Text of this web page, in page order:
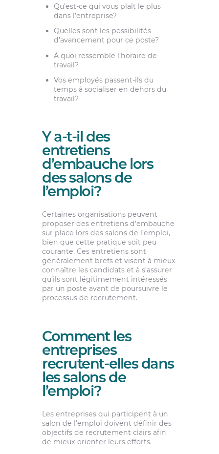
Qu’est-ce qui vous plaît le plus
dans l’entreprise?
Quelles sont les possibilités
d’avancement pour ce poste?
À quoi ressemble l’horaire de
travail?
Vos employés passent-ils du
temps à socialiser en dehors du
travail?
Y a-t-il des
entretiens
d’embauche lors
des salons de
l’emploi?
Certaines organisations peuvent
proposer des entretiens d’embauche
sur place lors des salons de l’emploi,
bien que cette pratique soit peu
courante. Ces entretiens sont
généralement brefs et visent à mieux
connaître les candidats et à s’assurer
qu’ils sont légitimement intéressés
par un poste avant de poursuivre le
processus de recrutement.
Comment les
entreprises
recrutent-elles dans
les salons de
l’emploi?
Les entreprises qui participent à un
salon de l’emploi doivent définir des
objectifs de recrutement clairs afin
de mieux orienter leurs efforts.